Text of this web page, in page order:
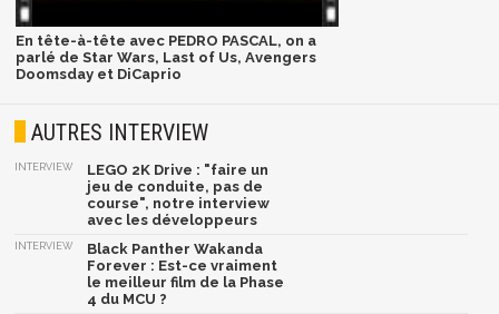
En tête-à-tête avec PEDRO PASCAL, on a
parlé de Star Wars, Last of Us, Avengers
Doomsday et DiCaprio
AUTRES INTERVIEW
INTERVIEW
LEGO 2K Drive : "faire un
jeu de conduite, pas de
course", notre interview
avec les développeurs
INTERVIEW
Black Panther Wakanda
Forever : Est-ce vraiment
le meilleur film de la Phase
4 du MCU ?